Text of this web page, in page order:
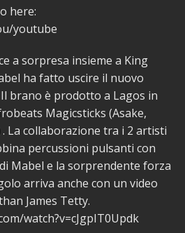
here:
youtube
a sorpresa insieme a King
ha fatto uscire il nuovo
Il brano è prodotto a Lagos in
Magicsticks (Asake,
. La collaborazione tra i 2 artisti
percussioni pulsanti con
Mabel e la sorprendente forza
arriva anche con un video
James Tetty.
watch?v=cJgpIT0Updk